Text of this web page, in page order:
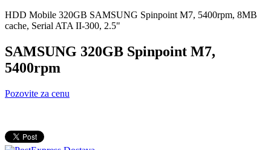
HDD Mobile 320GB SAMSUNG Spinpoint M7, 5400rpm, 8MB
cache, Serial ATA II-300, 2.5"
SAMSUNG 320GB Spinpoint M7,
5400rpm
Pozovite za cenu